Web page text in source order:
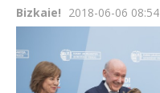
Bizkaie! 2018-06-06 08:54